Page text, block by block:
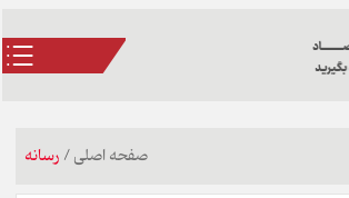
صفحه اصلی/ رسانه